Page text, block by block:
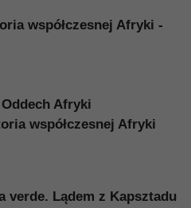
współczesnej Afryki -
Afryki
współczesnej Afryki
verde. Lądem z Kapsztadu